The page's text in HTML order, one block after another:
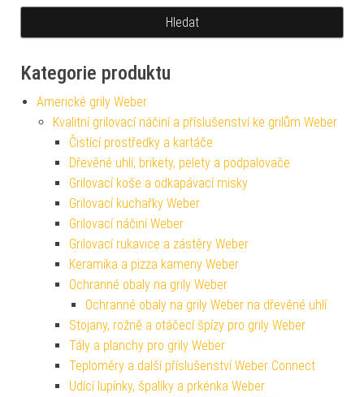
Kategorie produktu
Americké grily Weber
Kvalitní grilovací náčiní a příslušenství ke grilům Weber
Čistící prostředky a kartáče
Dřevěné uhlí, brikety, pelety a podpalovače
Grilovací koše a odkapávací misky
Grilovací kuchařky Weber
Grilovací náčiní Weber
Grilovací rukavice a zástěry Weber
Keramika a pizza kameny Weber
Ochranné obaly na grily Weber
Ochranné obaly na grily Weber na dřevěné uhlí
Stojany, rožně a otáčecí špízy pro grily Weber
Tály a planchy pro grily Weber
Teploměry a další příslušenství Weber Connect
Udící lupínky, špalíky a prkénka Weber